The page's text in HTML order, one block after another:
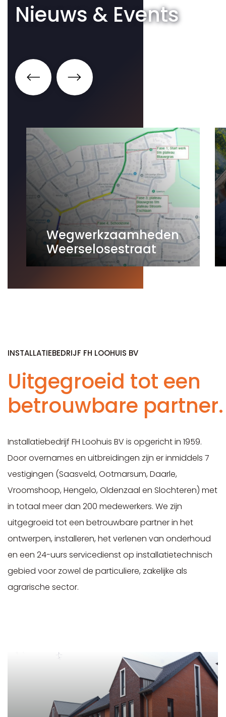
Nieuws & Events
Wegwerkzaamheden
Weerselosestraat
INSTALLATIEBEDRIJF FH LOOHUIS BV
Uitgegroeid tot een
betrouwbare partner.
Installatiebedrijf FH Loohuis BV is opgericht in 1959.
Door overnames en uitbreidingen zijn er inmiddels 7
vestigingen (Saasveld, Ootmarsum, Daarle,
Vroomshoop, Hengelo, Oldenzaal en Slochteren) met
in totaal meer dan 200 medewerkers. We zijn
uitgegroeid tot een betrouwbare partner in het
ontwerpen, installeren, het verlenen van onderhoud
en een 24-uurs servicedienst op installatietechnisch
gebied voor zowel de particuliere, zakelijke als
agrarische sector.